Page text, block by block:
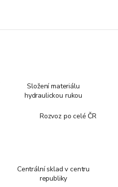
Složení materiálu
hydraulickou rukou
Rozvoz po celé ČR
Centrální sklad v centru
republiky